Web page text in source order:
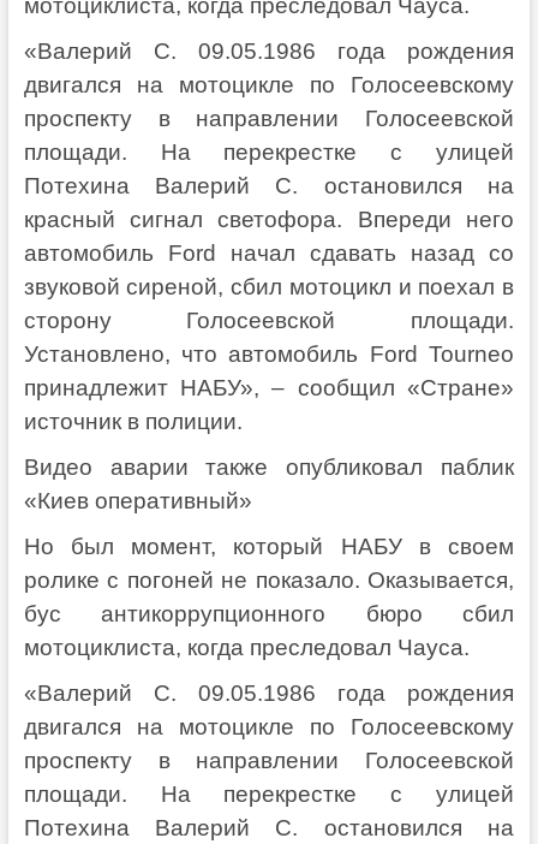
«Валерий С. 09.05.1986 года рождения
двигался на мотоцикле по Голосеевскому
проспекту в направлении Голосеевской
площади. На перекрестке с улицей
Потехина Валерий С. остановился на
красный сигнал светофора. Впереди него
автомобиль Ford начал сдавать назад со
звуковой сиреной, сбил мотоцикл и поехал в
сторону Голосеевской площади.
Установлено, что автомобиль Ford Tourneo
принадлежит НАБУ», – сообщил «Стране»
источник в полиции.
Видео аварии также опубликовал паблик
«Киев оперативный»
Но был момент, который НАБУ в своем
ролике с погоней не показало. Оказывается,
бус антикоррупционного бюро сбил
мотоциклиста, когда преследовал Чауса.
«Валерий С. 09.05.1986 года рождения
двигался на мотоцикле по Голосеевскому
проспекту в направлении Голосеевской
площади. На перекрестке с улицей
Потехина Валерий С. остановился на